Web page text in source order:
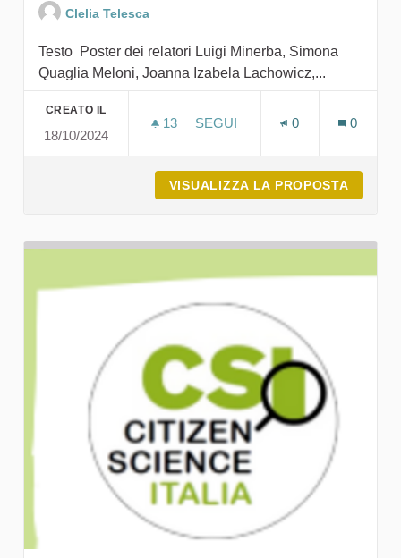
Clelia Telesca
Testo Poster dei relatori Luigi Minerba, Simona
Quaglia Meloni, Joanna Izabela Lachowicz,...
CREATO IL
18/10/2024
13 13 SOSTENITORI
SEGUI
0 0
VISUALIZZA LA PROPOSTA